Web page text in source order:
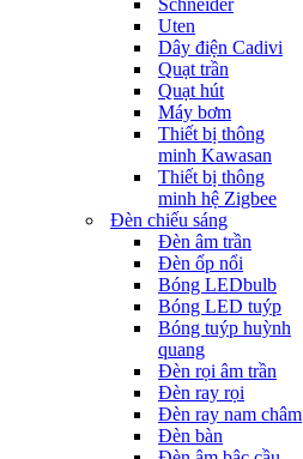
Schneider
Uten
Dây điện Cadivi
Quạt trần
Quạt hút
Máy bơm
Thiết bị thông
minh Kawasan
Thiết bị thông
minh hệ Zigbee
Đèn chiếu sáng
Đèn âm trần
Đèn ốp nổi
Bóng LEDbulb
Bóng LED tuýp
Bóng tuýp huỳnh
quang
Đèn rọi âm trần
Đèn ray rọi
Đèn ray nam châm
Đèn bàn